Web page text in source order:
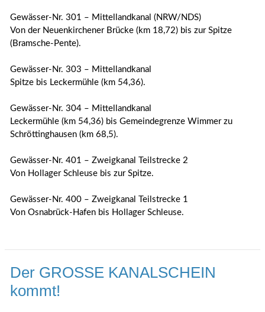
Gewässer-Nr. 301 – Mittellandkanal (NRW/NDS)
Von der Neuenkirchener Brücke (km 18,72) bis zur Spitze
(Bramsche-Pente).
Gewässer-Nr. 303 – Mittellandkanal
Spitze bis Leckermühle (km 54,36).
Gewässer-Nr. 304 – Mittellandkanal
Leckermühle (km 54,36) bis Gemeindegrenze Wimmer zu
Schröttinghausen (km 68,5).
Gewässer-Nr. 401 – Zweigkanal Teilstrecke 2
Von Hollager Schleuse bis zur Spitze.
Gewässer-Nr. 400 – Zweigkanal Teilstrecke 1
Von Osnabrück-Hafen bis Hollager Schleuse.
Der GROSSE KANALSCHEIN
kommt!